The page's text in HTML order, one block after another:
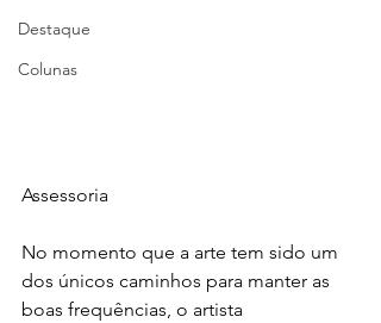
Destaque
Colunas
Assessoria
No momento que a arte tem sido um
dos únicos caminhos para manter as
boas frequências, o artista